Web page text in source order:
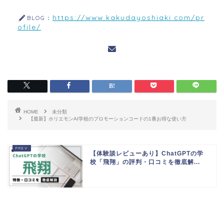
BLOG： https://www.kakudayoshiaki.com/pr
ofile/
HOME
未分類
【最新】ホリエモンAI学校のプロモーションコードの1番お得な使い方
【体験談レビューあり】ChatGPTの学
校「飛翔」の評判・口コミを徹底解...